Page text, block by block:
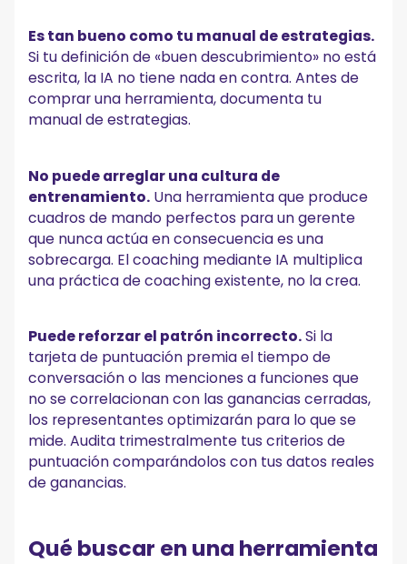
Es tan bueno como tu manual de estrategias.
Si tu definición de «buen descubrimiento» no está
escrita, la IA no tiene nada en contra. Antes de
comprar una herramienta, documenta tu
manual de estrategias.
No puede arreglar una cultura de
entrenamiento. Una herramienta que produce
cuadros de mando perfectos para un gerente
que nunca actúa en consecuencia es una
sobrecarga. El coaching mediante IA multiplica
una práctica de coaching existente, no la crea.
Puede reforzar el patrón incorrecto.Si la
tarjeta de puntuación premia el tiempo de
conversación o las menciones a funciones que
no se correlacionan con las ganancias cerradas,
los representantes optimizarán para lo que se
mide. Audita trimestralmente tus criterios de
puntuación comparándolos con tus datos reales
de ganancias.
Qué buscar en una herramienta